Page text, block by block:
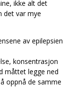
ikke alt det
det var mye
av epilepsien
konsentrasjon
måttet legge ned
oppnå de samme